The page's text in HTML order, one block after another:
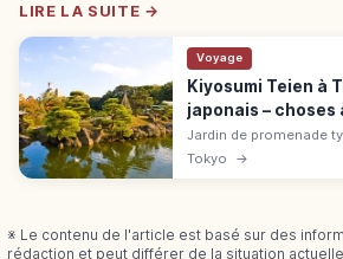
LIRE LA SUITE →
Voyage
Kiyosumi Teien à
japonais – choses
Jardin de promenade
(Tokyo) aménagé en
Yatarō, fondateur de
Tokyo →
※ Le contenu de l'article est basé sur des
rédaction et peut différer de la situation